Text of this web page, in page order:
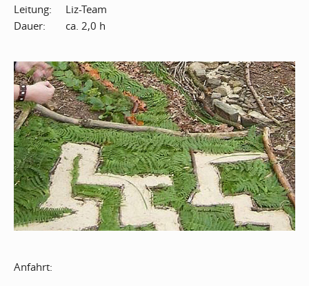
Leitung:
Liz-Team
Dauer:
ca. 2,0 h
Anfahrt: